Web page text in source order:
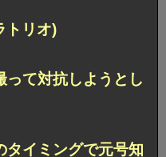
リオ)
って対抗しようとし
タイミングで元号知